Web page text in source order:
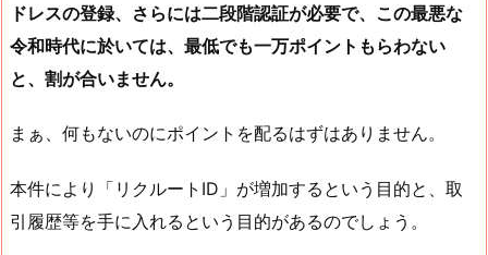
ドレスの登録、さらには二段階認証が必要で、この最悪な
令和時代に於いては、最低でも一万ポイントもらわない
と、割が合いません。
まぁ、何もないのにポイントを配るはずはありません。
本件により「リクルートID」が増加するという目的と、取
引履歴等を手に入れるという目的があるのでしょう。